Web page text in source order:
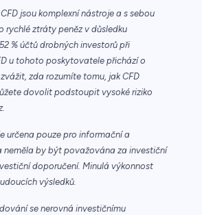
jsou komplexní nástroje a s sebou
rychlé ztráty peněz v důsledku
% účtů drobných investorů při
u tohoto poskytovatele přichází o
zda rozumíte tomu, jak CFD
dovolit podstoupit vysoké riziko
určena pouze pro informační a
neměla by být považována za investiční
doporučení. Minulá výkonnost
výsledků.
se nerovná investičnímu